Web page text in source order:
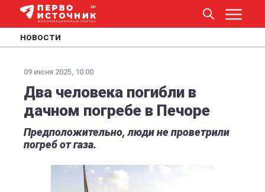
НОВОСТИ
09 июня 2025, 10:00
Два человека погибли в
дачном погребе в Печоре
Предположительно, люди не проветрили
погреб от газа.